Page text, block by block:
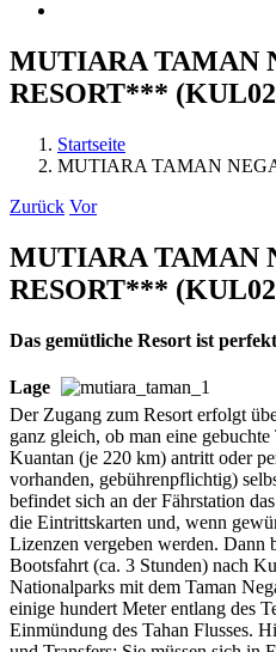
MUTIARA TAMAN
RESORT***
Startseite
MUTIARA TAMAN
Zurück Vor
MUTIARA TAMAN
RESORT***
Das gemütliche Resort ist
Lage
Der Zugang zum Resort erfolgt
ganz gleich, ob man eine
Kuantan (je 220 km) antritt oder
vorhanden, gebührenpflichtig)
befindet sich an der Fährstation
die Eintrittskarten und, wenn
Lizenzen vergeben werden. Dann
Bootsfahrt (ca. 3 Stunden) nach
Nationalparks mit dem Taman
einige hundert Meter entlang des
Einmündung des Tahan Flusses.